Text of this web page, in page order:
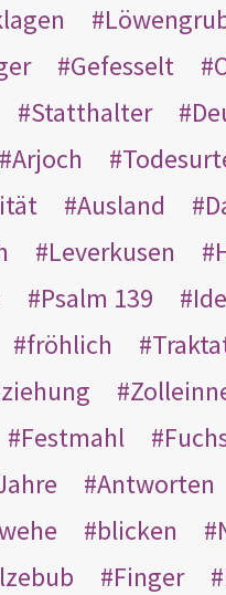
Gefesselt
Statthalter
Arjoch
Ausland
Leverkusen
Psalm 139
fröhlich
Festmahl
Antworten
blicken
Finger